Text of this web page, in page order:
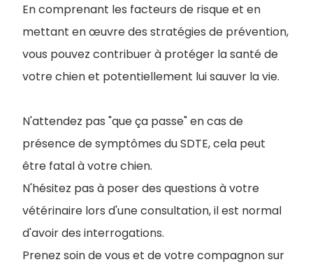
En comprenant les facteurs de risque et en
mettant en œuvre des stratégies de prévention,
vous pouvez contribuer à protéger la santé de
votre chien et potentiellement lui sauver la vie.
N'attendez pas "que ça passe" en cas de
présence de symptômes du SDTE, cela peut
être fatal à votre chien.
N'hésitez pas à poser des questions à votre
vétérinaire lors d'une consultation, il est normal
d'avoir des interrogations.
Prenez soin de vous et de votre compagnon sur